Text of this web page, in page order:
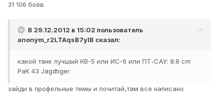
31 106 боёв
В 29.12.2012 в 15:02 пользователь
anonym_r2LTAqsB7yIB сказал:
какой танк лучшый КВ-5 или ИС-6 или ПТ-САУ: 8.8 cm
PaK 43 Jagdtiger
зайди в профельные темы и почитай,там все написано